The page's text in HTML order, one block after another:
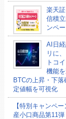
楽天
信積
ンペ
AI日
リに
トコ
機能を
BTCの上昇・下落
定値幅を可視化
【特別キャンペ
産小口商品第11弾